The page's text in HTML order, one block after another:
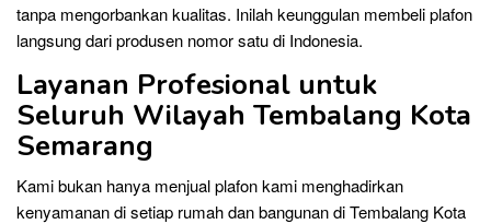
tanpa mengorbankan kualitas. Inilah keunggulan membeli plafon
langsung dari produsen nomor satu di Indonesia.
Layanan Profesional untuk
Seluruh Wilayah Tembalang Kota
Semarang
Kami bukan hanya menjual plafon kami menghadirkan
kenyamanan di setiap rumah dan bangunan di Tembalang Kota